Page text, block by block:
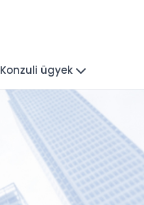
Konzuli ügyek